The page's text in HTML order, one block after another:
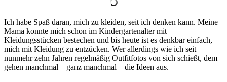
Ich habe Spaß daran, mich zu kleiden, seit ich denken kann. Meine
Mama konnte mich schon im Kindergartenalter mit
Kleidungsstücken bestechen und bis heute ist es denkbar einfach,
mich mit Kleidung zu entzücken. Wer allerdings wie ich seit
nunmehr zehn Jahren regelmäßig Outfitfotos von sich schießt, dem
gehen manchmal – ganz manchmal – die Ideen aus.